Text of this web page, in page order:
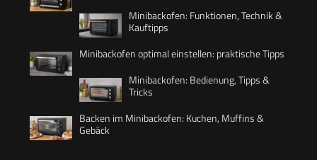
Minibackofen: Funktionen, Technik &
Kauftipps
Minibackofen optimal einstellen: praktische Tipps
Minibackofen: Bedienung, Tipps &
Tricks
Backen im Minibackofen: Kuchen, Muffins &
Gebäck